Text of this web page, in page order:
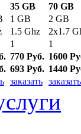
35 GB
70 GB
1 GB
2 GB
1.5 Ghz
2x1.7
1
1
770 Руб. 1600
693 Руб. 1440
заказать заказать